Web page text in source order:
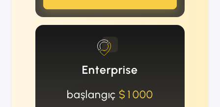
Enterprise
başlangıç$1000